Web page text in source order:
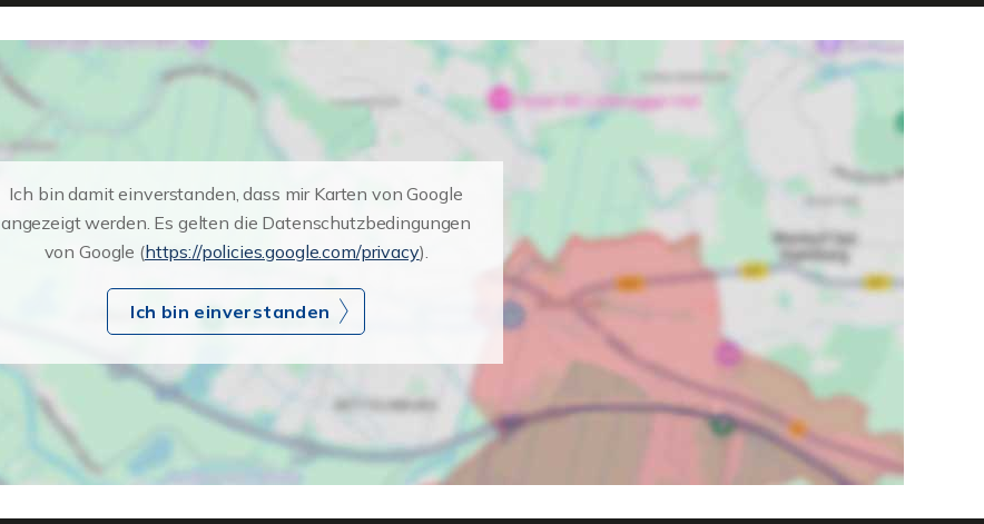
Ich bin damit einverstanden, dass mir Karten von Google
angezeigt werden. Es gelten die Datenschutzbedingungen
von Google (https://policies.google.com/privacy).
Ich bin einverstanden